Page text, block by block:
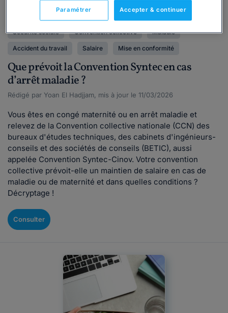
Sécurité sociale Convention collective Maladie
Accident du travail Salaire Mise en conformité
Que prévoit la Convention Syntec en cas
d’arrêt maladie ?
Rédigé par Yoan El Hadjjam, mis à jour le 11/03/2026
Vous êtes en congé maternité ou en arrêt maladie et
relevez de la Convention collective nationale (CCN) des
bureaux d'études techniques, des cabinets d'ingénieurs-
conseils et des sociétés de conseils (BETIC), aussi
appelée Convention Syntec-Cinov. Votre convention
collective prévoit-elle un maintien de salaire en cas de
maladie ou de maternité et dans quelles conditions ?
Décryptage !
Consulter
Accepter & continuer
Paramétrer